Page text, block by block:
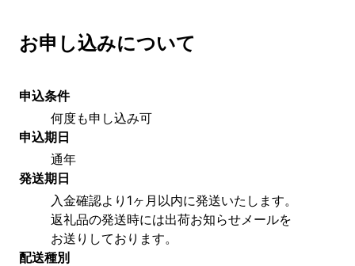
お申し込みについて
申込条件
何度も申し込み可
申込期日
通年
発送期日
入金確認より1ヶ月以内に発送いたします。
返礼品の発送時には出荷お知らせメールを
お送りしております。
配送種別